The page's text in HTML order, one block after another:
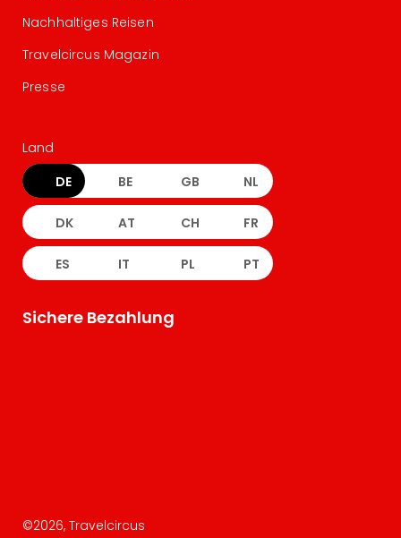
Nachhaltiges Reisen
Travelcircus Magazin
Presse
Land
DE BE GB NL
DK AT CH FR
ES IT PL PT
Sichere Bezahlung
©2026, Travelcircus